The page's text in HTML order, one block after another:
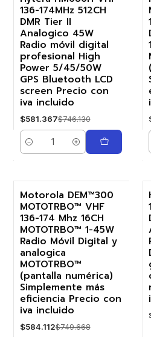
-22%
136-174MHz 512CH
DMR Tier II
Analogico 45W
Radio móvil digital
profesional High
Power 5/45/50W
GPS Bluetooth LCD
screen Precio con
iva incluido
$581.367$746.130
Cantidad
-22%
Motorola DEM™300
MOTOTRBO™ VHF
136-174 Mhz 16CH
MOTOTRBO™ 1-45W
Radio Móvil Digital y
analogica
MOTOTRBO™
(pantalla numérica)
Simplemente más
eficiencia Precio con
iva incluido
$584.112$749.668